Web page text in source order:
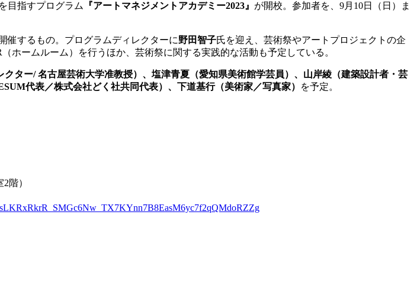
目指すプログラム 『アートマネジメントアカデミー2023』 が開校。参加者を、9月10日（日）ま
催するもの。プログラムディレクターに野田智子氏を迎え、芸術祭やアートプロジェクトの企
ームルーム）を行うほか、芸術祭に関する実践的な活動も予定している。
ター/ 名古屋芸術大学准教授）、塩津青夏（愛知県美術館学芸員）、山岸綾（建築設計者・芸
代表／株式会社どく社共同代表）、下道基行（美術家／写真家）
を予定。
階）